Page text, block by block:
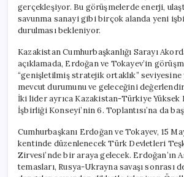
gerçekleşiyor. Bu görüşmelerde enerji,
savunma sanayi gibi birçok alanda yeni
durulması bekleniyor.
Kazakistan Cumhurbaşkanlığı Sarayı
açıklamada, Erdoğan ve Tokayev’in
“genişletilmiş stratejik ortaklık”
mevcut durumunu ve geleceğini
İki lider ayrıca Kazakistan-Türkiye Yüksek
İşbirliği Konseyi’nin 6. Toplantısı’na da
Cumhurbaşkanı Erdoğan ve Tokayev, 15
kentinde düzenlenecek Türk Devletleri
Zirvesi’nde bir araya gelecek. Erdoğan’ın
temasları, Rusya-Ukrayna savaşı sonrası